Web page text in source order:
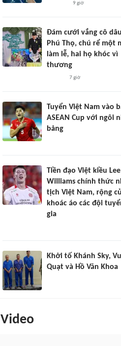
9 giờ
Đám cưới vắng cô
Phú Thọ, chú rể một
làm lễ, hai họ khóc vì
thương
7 giờ
Tuyển Việt Nam vào
ASEAN Cup với ngôi
bảng
Tiền đạo Việt kiều Lee
Williams chính thức
tịch Việt Nam, rộng
khoác áo các đội
gia
Khởi tố Khánh Sky,
Quạt và Hồ Văn Khoa
Video